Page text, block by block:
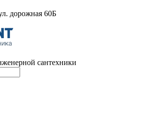
дорожная 60Б
сантехники